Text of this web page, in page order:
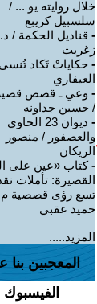
خلال روايته يو ... /
سلسبيل كريبع
- قناديل الحكمة /
زغريت
- حكاياتْ تَكاد
العيفاري
- وعي ـ قصص
/ حسين جداونه
-
ديوان 23 الحاوي
والعصفور / منصور
الريكان
-كتاب «عين على
القصيرة: تأملات
تسع رؤى قصصية
حميد عقبي
المزيد.....
المعجبين بنا
الفيسبوك